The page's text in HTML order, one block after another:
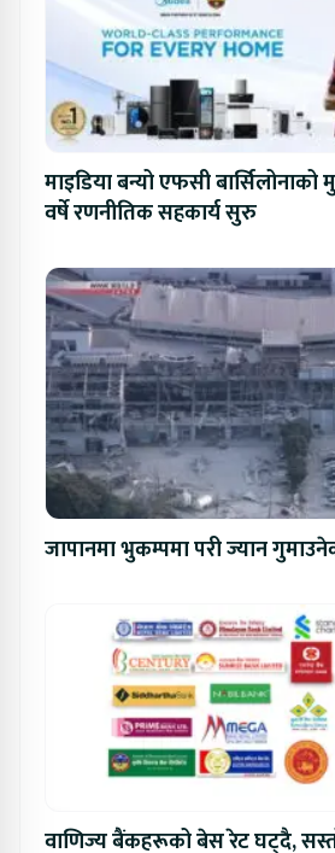
माइडिया बन्यो एफसी
वर्षे रणनीतिक सहकार्य सुरु
जापानमा भुकम्पमा परी ज्यान
वाणिज्य बैंकहरूको बेस रेट घट्दै,